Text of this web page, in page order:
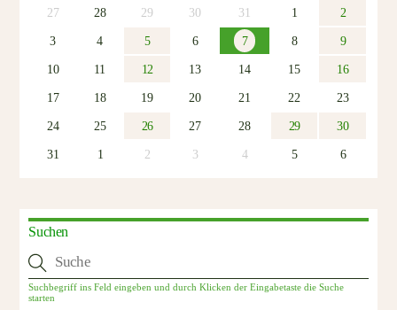
27
28 29 30 31 1
2
3
4 5 6 7 8
9
10
11 12 13 14 15
16
17
18 19 20 21 22
23
24
25 26 27 28 29
30
31
1 2 3 4 5 6
Suchen